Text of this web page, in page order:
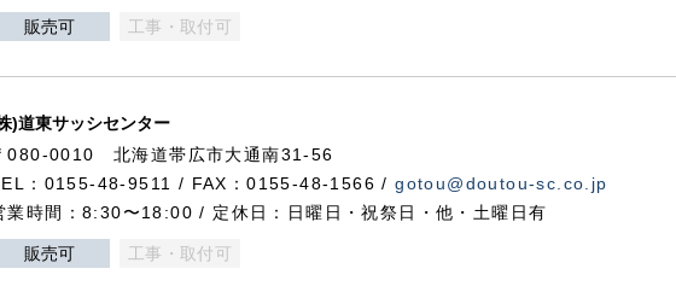
販売可 工事・取付可
)道東サッシセンター
080-0010 北海道帯広市大通南31-56
：0155-48-9511 / FAX：0155-48-1566 /gotou@doutou-sc.co.jp
業時間：8:30〜18:00 / 定休日：日曜日・祝祭日・他・土曜日有
販売可 工事・取付可